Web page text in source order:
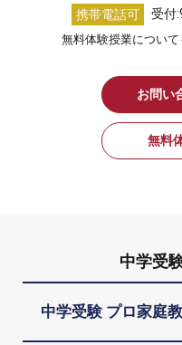
携帯電話可 受付
無料体験授業につい
お問い
無料
中学受
中学受験 プロ家庭